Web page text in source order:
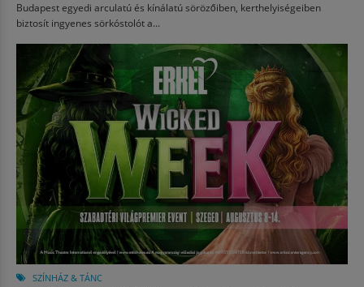
Budapest egyedi arculatú és kínálatú sörözőiben, kerthelyiségeiben
biztosít ingyenes sörkóstolót a...
SZÍNHÁZ & TÁNC